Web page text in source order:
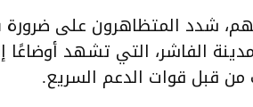
شدد المتظاهرون على ضرورة
الفاشر، التي تشهد
من قبل قوات الدعم السريع.